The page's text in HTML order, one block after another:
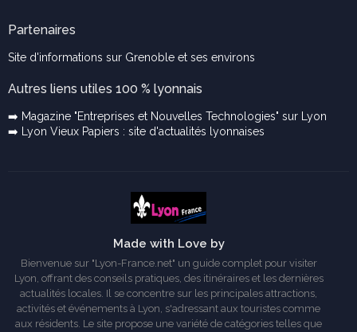
Partenaires
Site d'informations sur Grenoble et ses environs
Autres liens utiles 100 % lyonnais
➡️ Magazine "Entreprises et Nouvelles Technologies" sur Lyon
➡️ Lyon Vieux Papiers : site d'actualités lyonnaises
Made with Love by
Bienvenue sur "Lyon-France.net" un guide complet pour visiter
Lyon, offrant des conseils pratiques, des itinéraires et les dernières
actualités locales. Il se concentre sur les principales attractions,
activités et événements à Lyon, s'adressant aux touristes comme
aux résidents. Le site propose une variété de catégories telles que